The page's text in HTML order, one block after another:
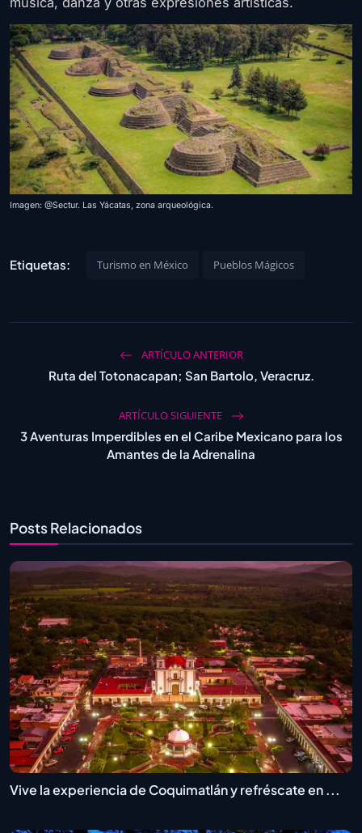
Imagen: @Sectur. Las Yácatas, zona arqueológica.
Etiquetas: Turismo en México Pueblos Mágicos
ARTÍCULO ANTERIOR
Ruta del Totonacapan; San Bartolo, Veracruz.
ARTÍCULO SIGUIENTE
3 Aventuras Imperdibles en el Caribe Mexicano para los
Amantes de la Adrenalina
Posts Relacionados
Vive la experiencia de Coquimatlán y refréscate en ...